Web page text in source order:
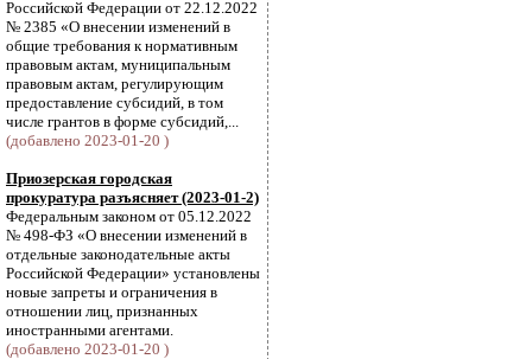
Российской Федерации от 22.12.2022
№ 2385 «О внесении изменений в
общие требования к нормативным
правовым актам, муниципальным
правовым актам, регулирующим
предоставление субсидий, в том
числе грантов в форме субсидий,...
(добавлено 2023-01-20 )
Приозерская городская
прокуратура разъясняет (2023-01-2)
Федеральным законом от 05.12.2022
№ 498-ФЗ «О внесении изменений в
отдельные законодательные акты
Российской Федерации» установлены
новые запреты и ограничения в
отношении лиц, признанных
иностранными агентами.
(добавлено 2023-01-20 )